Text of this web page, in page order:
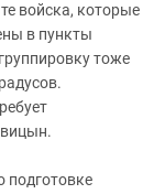
войска, которые
в пункты
тоже
подготовке